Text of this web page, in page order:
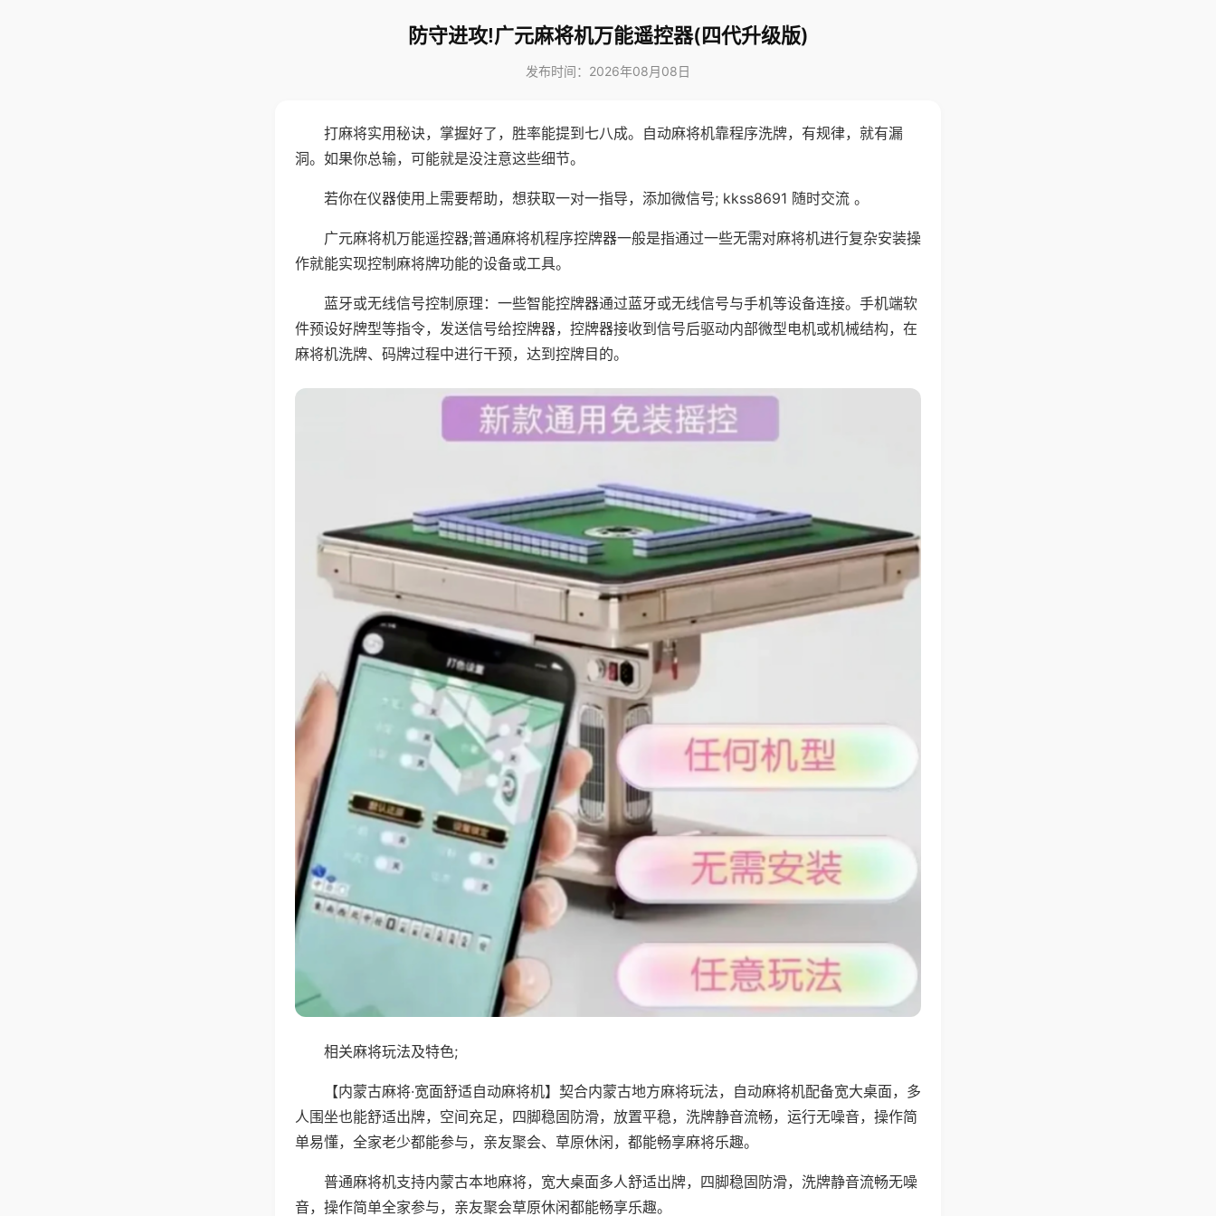
防守进攻!广元麻将机万能遥控器(四代升级版)
发布时间：2026年08月08日
打麻将实用秘诀，掌握好了，胜率能提到七八成。自动麻将机靠程序洗牌，有规律，就有漏
洞。如果你总输，可能就是没注意这些细节。
若你在仪器使用上需要帮助，想获取一对一指导，添加微信号; kkss8691 随时交流 。
广元麻将机万能遥控器;普通麻将机程序控牌器一般是指通过一些无需对麻将机进行复杂安装操
作就能实现控制麻将牌功能的设备或工具。
蓝牙或无线信号控制原理：一些智能控牌器通过蓝牙或无线信号与手机等设备连接。手机端软
件预设好牌型等指令，发送信号给控牌器，控牌器接收到信号后驱动内部微型电机或机械结构，在
麻将机洗牌、码牌过程中进行干预，达到控牌目的。
相关麻将玩法及特色;
【内蒙古麻将·宽面舒适自动麻将机】契合内蒙古地方麻将玩法，自动麻将机配备宽大桌面，多
人围坐也能舒适出牌，空间充足，四脚稳固防滑，放置平稳，洗牌静音流畅，运行无噪音，操作简
单易懂，全家老少都能参与，亲友聚会、草原休闲，都能畅享麻将乐趣。
普通麻将机支持内蒙古本地麻将，宽大桌面多人舒适出牌，四脚稳固防滑，洗牌静音流畅无噪
音，操作简单全家参与，亲友聚会草原休闲都能畅享乐趣。